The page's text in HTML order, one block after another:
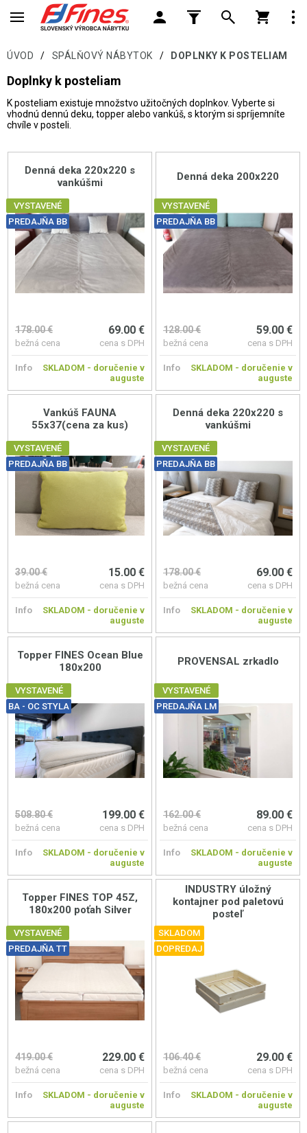
ÚVOD / SPÁLŇOVÝ NÁBYTOK / DOPLNKY K POSTELIAM
Doplnky k posteliam
K posteliam existuje množstvo užitočných doplnkov. Vyberte si
vhodnú dennú deku, topper alebo vankúš, s ktorým si spríjemníte
chvíle v posteli.
Denná deka 220x220 s
vankúšmi
VYSTAVENÉ
PREDAJŇA BB
178.00 €
bežná cena
69.00 €
cena s DPH
Info
SKLADOM - doručenie v
auguste
Denná deka 200x220
VYSTAVENÉ
PREDAJŇA BB
128.00 €
bežná cena
59.00 €
cena s DPH
Info
SKLADOM - doručenie v
auguste
Vankúš FAUNA
55x37(cena za kus)
VYSTAVENÉ
PREDAJŇA BB
39.00 €
bežná cena
15.00 €
cena s DPH
Info
SKLADOM - doručenie v
auguste
Denná deka 220x220 s
vankúšmi
VYSTAVENÉ
PREDAJŇA BB
178.00 €
bežná cena
69.00 €
cena s DPH
Info
SKLADOM - doručenie v
auguste
Topper FINES Ocean Blue
180x200
VYSTAVENÉ
BA - OC STYLA
508.80 €
bežná cena
199.00 €
cena s DPH
Info
SKLADOM - doručenie v
auguste
PROVENSAL zrkadlo
VYSTAVENÉ
PREDAJŇA LM
162.00 €
bežná cena
89.00 €
cena s DPH
Info
SKLADOM - doručenie v
auguste
Topper FINES TOP 45Z,
180x200 poťah Silver
VYSTAVENÉ
PREDAJŇA TT
419.00 €
bežná cena
229.00 €
cena s DPH
Info
SKLADOM - doručenie v
auguste
INDUSTRY úložný
kontajner pod paletovú
posteľ
SKLADOM
DOPREDAJ
106.40 €
bežná cena
29.00 €
cena s DPH
Info
SKLADOM - doručenie v
auguste